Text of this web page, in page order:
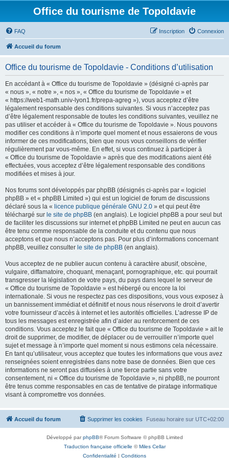
Office du tourisme de Topoldavie
FAQ Connexion
Inscription
Accueil du forum
Office du tourisme de Topoldavie - Conditions d’utilisation
En accédant à « Office du tourisme de Topoldavie » (désigné ci-après par
« nous », « notre », « nos », « Office du tourisme de Topoldavie » et
« https://web1-math.univ-lyon1.fr/prepa-agreg »), vous acceptez d’être
légalement responsable des conditions suivantes. Si vous n’acceptez pas
d’être légalement responsable de toutes les conditions suivantes, veuillez ne
pas utiliser et accéder à « Office du tourisme de Topoldavie ». Nous pouvons
modifier ces conditions à n’importe quel moment et nous essaierons de vous
informer de ces modifications, bien que nous vous conseillons de vérifier
régulièrement par vous-même. En effet, si vous continuez à participer à
« Office du tourisme de Topoldavie » après que des modifications aient été
effectuées, vous acceptez d’être légalement responsable des conditions
modifiées et mises à jour.
Nos forums sont développés par phpBB (désignés ci-après par « logiciel
phpBB » et « phpBB Limited ») qui est un logiciel de forum de discussions
déclaré sous la « licence publique générale GNU 2.0 » et qui peut être
téléchargé sur le site de phpBB (en anglais). Le logiciel phpBB a pour seul but
de faciliter les discussions sur internet et phpBB Limited ne peut en aucun cas
être tenu comme responsable de la conduite et du contenu que nous
acceptons et que nous n’acceptons pas. Pour plus d’informations concernant
phpBB, veuillez consulter le site de phpBB (en anglais).
Vous acceptez de ne publier aucun contenu à caractère abusif, obscène,
vulgaire, diffamatoire, choquant, menaçant, pornographique, etc. qui pourrait
transgresser la législation de votre pays, du pays dans lequel le serveur de
« Office du tourisme de Topoldavie » est hébergé ou encore la loi
internationale. Si vous ne respectez pas ces dispositions, vous vous exposez à
un bannissement immédiat et définitif et nous nous réservons le droit d’avertir
votre fournisseur d’accès à internet et les autorités officielles. L’adresse IP de
tous les messages est enregistrée afin d’aider au renforcement de ces
conditions. Vous acceptez le fait que « Office du tourisme de Topoldavie » ait le
droit de supprimer, de modifier, de déplacer ou de verrouiller n’importe quel
sujet et message à n’importe quel moment si nous estimons cela nécessaire.
En tant qu’utilisateur, vous acceptez que toutes les informations que vous avez
renseignées soient enregistrées dans notre base de données. Bien que ces
informations ne seront pas diffusées à une tierce partie sans votre
consentement, ni « Office du tourisme de Topoldavie », ni phpBB, ne pourront
être tenus comme responsables en cas de tentative de piratage informatique
visant à compromettre vos données.
Accueil du forum Fuseau horaire sur UTC+02:00
Supprimer les cookies
Développé parphpBB® Forum Software © phpBB Limited
Traduction française officielle ©Miles Cellar
Confidentialité | Conditions